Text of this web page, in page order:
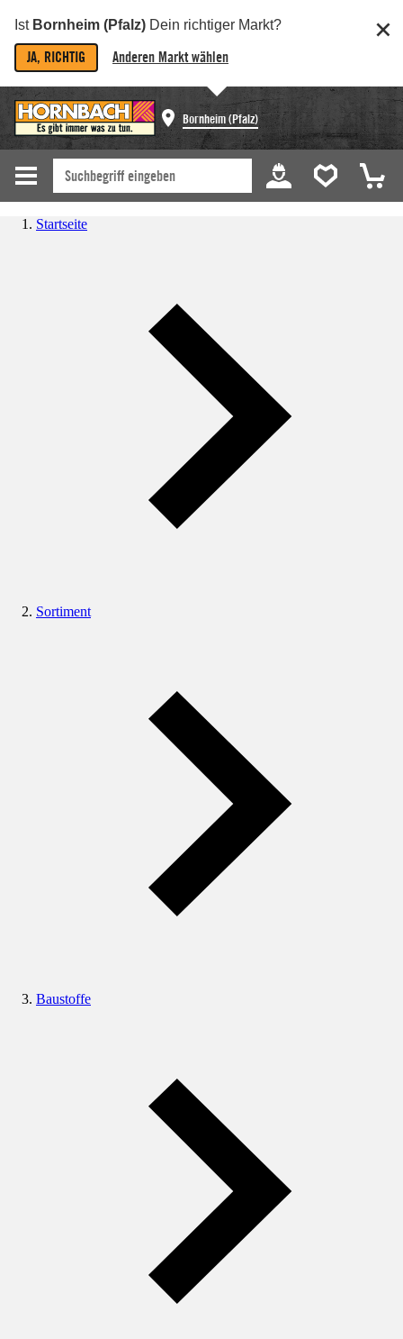
Ist Bornheim (Pfalz) Dein richtiger Markt?
JA, RICHTIG Anderen Markt wählen
Bornheim (Pfalz)
Startseite
Sortiment
Baustoffe